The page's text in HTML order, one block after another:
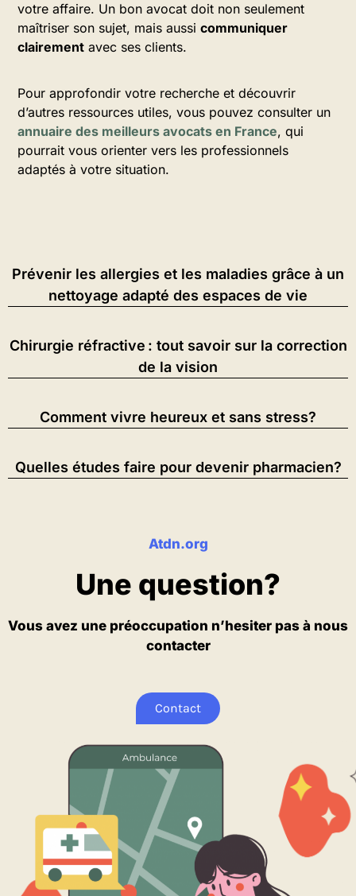
votre affaire. Un bon avocat doit non seulement
maîtriser son sujet, mais aussi communiquer
clairement avec ses clients.
Pour approfondir votre recherche et découvrir
d’autres ressources utiles, vous pouvez consulter un
annuaire des meilleurs avocats en France, qui
pourrait vous orienter vers les professionnels
adaptés à votre situation.
Prévenir les allergies et les maladies grâce à un
nettoyage adapté des espaces de vie
Chirurgie réfractive : tout savoir sur la correction
de la vision
Comment vivre heureux et sans stress?
Quelles études faire pour devenir pharmacien?
Atdn.org
Une question?
Vous avez une préoccupation n’hesiter pas à nous
contacter
Contact